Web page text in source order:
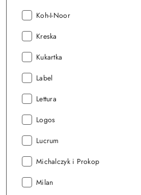
Producent:
Koh-I-Noor
Producent:
Kreska
Producent:
Kukartka
Producent:
Label
Producent:
Lettura
Producent:
Logos
Producent:
Lucrum
Producent:
Michalczyk i Prokop
Producent:
Milan